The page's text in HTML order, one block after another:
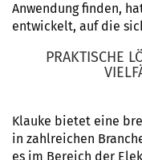
Anwendung finden,
entwickelt, auf die
PRAKTISCHE
Klauke bietet eine
in zahlreichen
es im Bereich der